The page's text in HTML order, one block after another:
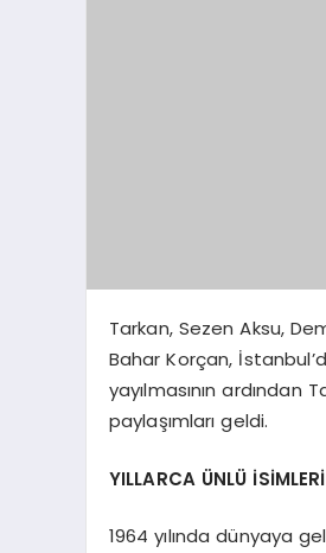
Tarkan, Sezen Aksu,
Bahar Korçan,
yayılmasının ardından
paylaşımları geldi.
YILLARCA ÜNLÜ
1964 yılında dünyaya